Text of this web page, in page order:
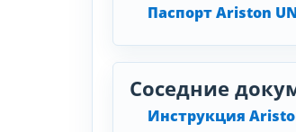
Паспорт Ariston
Соседние
Инструкция